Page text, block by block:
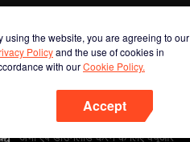
using the website, you are agreeing to our
Policyand the use of cookies in
with ourCookie Policy.
Accept
अभी ऐप डाउनलोड करने के लिए क्यूआर